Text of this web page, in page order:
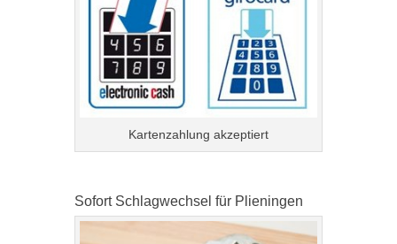
Kartenzahlung akzeptiert
Sofort Schlagwechsel für Plieningen